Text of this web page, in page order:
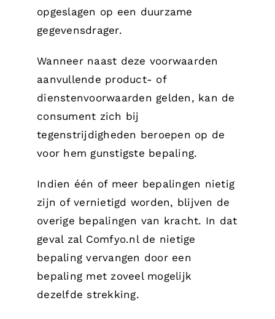
opgeslagen op een duurzame
gegevensdrager.
Wanneer naast deze voorwaarden
aanvullende product- of
dienstenvoorwaarden gelden, kan de
consument zich bij
tegenstrijdigheden beroepen op de
voor hem gunstigste bepaling.
Indien één of meer bepalingen nietig
zijn of vernietigd worden, blijven de
overige bepalingen van kracht. In dat
geval zal Comfyo.nl de nietige
bepaling vervangen door een
bepaling met zoveel mogelijk
dezelfde strekking.